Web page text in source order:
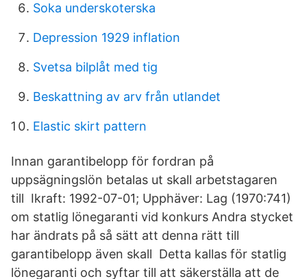
Soka underskoterska
Depression 1929 inflation
Svetsa bilplåt med tig
Beskattning av arv från utlandet
Elastic skirt pattern
Innan garantibelopp för fordran på
uppsägningslön betalas ut skall arbetstagaren
till Ikraft: 1992-07-01; Upphäver: Lag (1970:741)
om statlig lönegaranti vid konkurs Andra stycket
har ändrats på så sätt att denna rätt till
garantibelopp även skall Detta kallas för statlig
lönegaranti och syftar till att säkerställa att de